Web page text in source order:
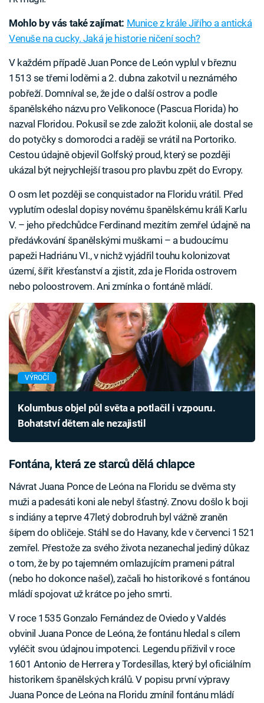
Mohlo by vás také zajímat: Munice z krále Jiřího a antická
Venuše na cucky. Jaká je historie ničení soch?
V každém případě Juan Ponce de León vyplul v březnu
1513 se třemi loděmi a 2. dubna zakotvil u neznámého
pobřeží. Domníval se, že jde o další ostrov a podle
španělského názvu pro Velikonoce (Pascua Florida) ho
nazval Floridou. Pokusil se zde založit kolonii, ale dostal se
do potyčky s domorodci a raději se vrátil na Portoriko.
Cestou údajně objevil Golfský proud, který se později
ukázal být nejrychlejší trasou pro plavbu zpět do Evropy.
O osm let později se conquistador na Floridu vrátil. Před
vyplutím odeslal dopisy novému španělskému králi Karlu
V. – jeho předchůdce Ferdinand mezitím zemřel údajně na
předávkování španělskými muškami – a budoucímu
papeži Hadriánu VI., v nichž vyjádřil touhu kolonizovat
území, šířit křesťanství a zjistit, zda je Florida ostrovem
nebo poloostrovem. Ani zmínka o fontáně mládí.
VÝROČÍ
Kolumbus objel půl světa a potlačil i vzpouru.
Bohatství dětem ale nezajistil
Fontána, která ze starců dělá chlapce
Návrat Juana Ponce de Leóna na Floridu se dvěma sty
muži a padesáti koni ale nebyl šťastný. Znovu došlo k boji
s indiány a teprve 47letý dobrodruh byl vážně zraněn
šípem do obličeje. Stáhl se do Havany, kde v červenci 1521
zemřel. Přestože za svého života nezanechal jediný důkaz
o tom, že by po tajemném omlazujícím prameni pátral
(nebo ho dokonce našel), začali ho historikové s fontánou
mládí spojovat už krátce po jeho smrti.
V roce 1535 Gonzalo Fernández de Oviedo y Valdés
obvinil Juana Ponce de Leóna, že fontánu hledal s cílem
vyléčit svou údajnou impotenci. Legendu přiživil v roce
1601 Antonio de Herrera y Tordesillas, který byl oficiálním
historikem španělských králů. V popisu první výpravy
Juana Ponce de Leóna na Floridu zmínil fontánu mládí